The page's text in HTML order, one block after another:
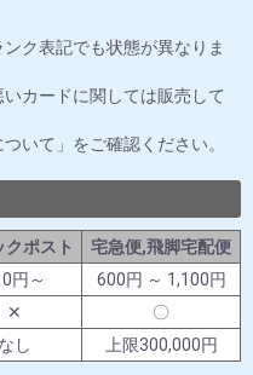
ク表記でも状態が異なりま
カードに関しては販売して
いて」をご確認ください。
クポスト
宅急便,飛脚宅配便
円～
600円 ～ 1,100円
✕
〇
なし 上限300,000円